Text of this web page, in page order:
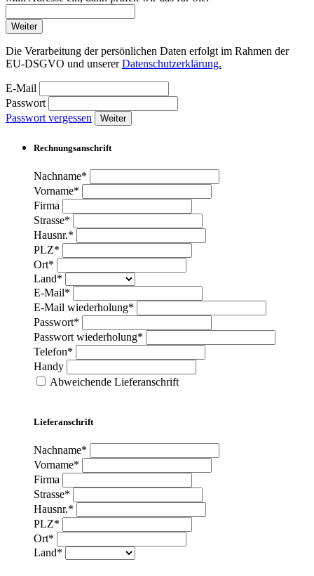
Weiter
Die Verarbeitung der persönlichen Daten erfolgt im Rahmen der
EU-DSGVO und unsererDatenschutzerklärung.
E-Mail
Passwort
Passwort vergessen
Weiter
Rechnungsanschrift
Nachname*
Vorname*
Firma
Strasse*
Hausnr.*
PLZ*
Ort*
Land*
E-Mail*
E-Mail wiederholung*
Passwort*
Passwort wiederholung*
Telefon*
Handy
Abweichende Lieferanschrift
Lieferanschrift
Nachname*
Vorname*
Firma
Strasse*
Hausnr.*
PLZ*
Ort*
Land*